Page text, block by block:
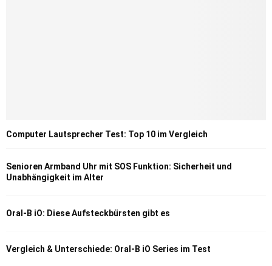
Computer Lautsprecher Test: Top 10 im Vergleich
Senioren Armband Uhr mit SOS Funktion: Sicherheit und
Unabhängigkeit im Alter
Oral-B iO: Diese Aufsteckbürsten gibt es
Vergleich & Unterschiede: Oral-B iO Series im Test